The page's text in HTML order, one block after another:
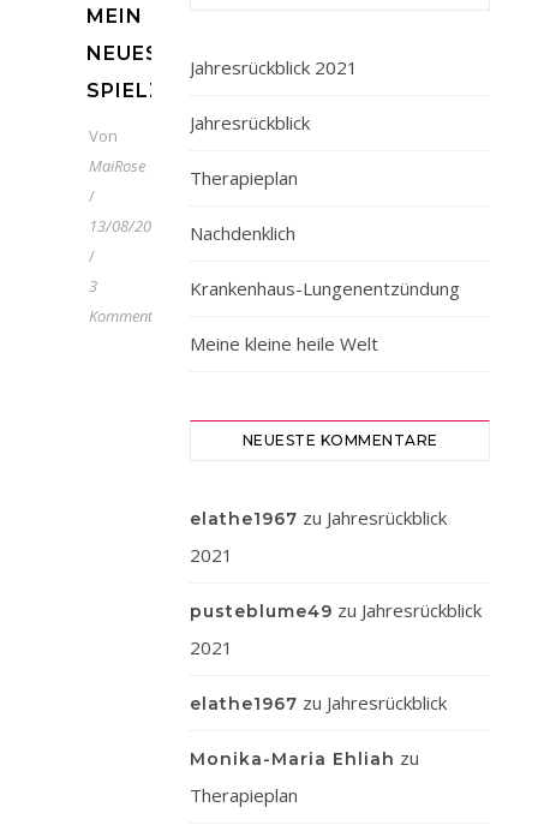
MEIN
NEUES
SPIELZEUG
Von
MaiRose
/
13/08/2021
/
3
Kommentare
𝕄𝕖𝕚𝕟
Jahresrückblick 2021
Jahresrückblick
Therapieplan
Nachdenklich
Krankenhaus-Lungenentzündung
Meine kleine heile Welt
NEUESTE KOMMENTARE
elathe1967 zu Jahresrückblick
2021
pusteblume49 zu Jahresrückblick
2021
elathe1967 zu Jahresrückblick
Monika-Maria Ehliah zu
Therapieplan